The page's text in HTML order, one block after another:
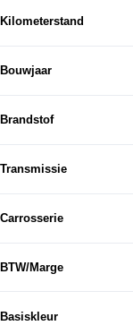
Kilometerstand
Bouwjaar
Brandstof
Hybride benzine
Transmissie
CVT
Carrosserie
Personenbus
BTW/Marge
Basiskleur